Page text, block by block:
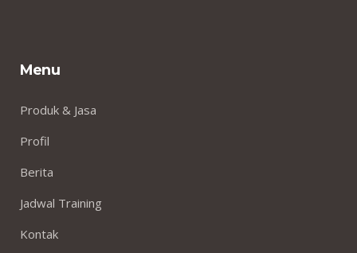
Menu
Produk & Jasa
Profil
Berita
Jadwal Training
Kontak